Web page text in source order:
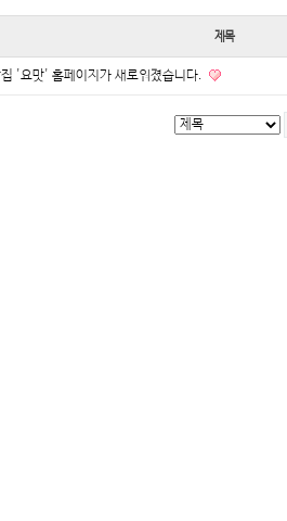
제목
'요맛' 홈페이지가 새로워졌습니다.